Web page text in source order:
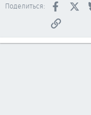
Поделиться: Facebook
Ссылка